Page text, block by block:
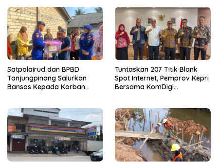
Satpolairud dan BPBD
Tanjungpinang Salurkan
Bansos Kepada Korban
Tuntaskan 207 Titik Blank
Spot Internet, Pemprov Kepri
Bersama KomDigi